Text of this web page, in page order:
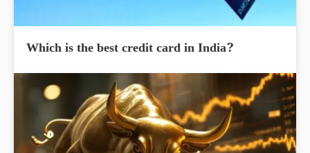
Which is the best credit card in India?